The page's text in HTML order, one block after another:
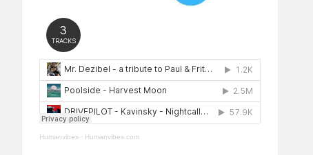
Humanvibes· Humanvibes.com